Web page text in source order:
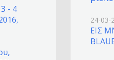
- 4
24-03-
ΕΙΣ